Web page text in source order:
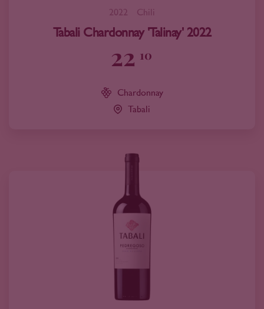
2022 Chili
Tabali Chardonnay 'Talinay' 2022
22 10
Chardonnay
Tabali